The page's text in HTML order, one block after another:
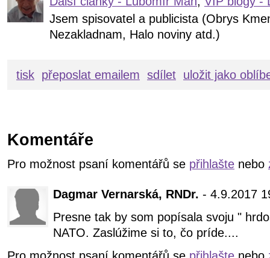
Jsem spisovatel a publicista (Obrys
Nezakladnam, Halo noviny atd.)
tisk přeposlat emailem sdílet uložit jako
Komentáře
Pro možnost psaní komentářů se přihlašte nebo
Dagmar Vernarská, RNDr. - 4.9.2017
Presne tak by som popísala svoju "
NATO. Zaslúžime si to, čo príde....